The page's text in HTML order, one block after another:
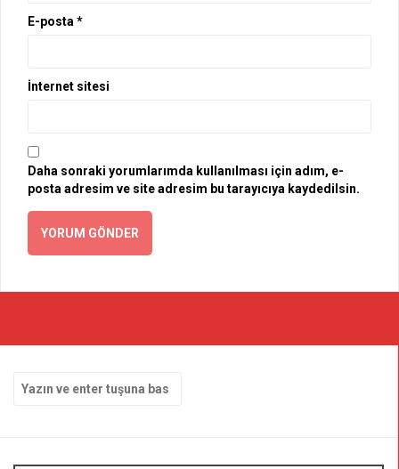
E-posta *
İnternet sitesi
Daha sonraki yorumlarımda kullanılması için adım, e-
posta adresim ve site adresim bu tarayıcıya kaydedilsin.
yap: